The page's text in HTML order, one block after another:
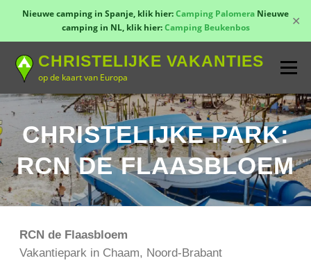
Nieuwe camping in Spanje, klik hier:Camping Palomera Nieuwe
camping in NL, klik hier:Camping Beukenbos ✕
inhoud
CHRISTELIJKE VAKANTIES
op de kaart van Europa
Menu
TOON KAART! LANDEN CONTACT
AANMELDEN GROEPSREIZEN KAMPEN
CHRISTELIJKE PARK:
RCN DE FLAASBLOEM
RCN de Flaasbloem
Vakantiepark in Chaam, Noord-Brabant